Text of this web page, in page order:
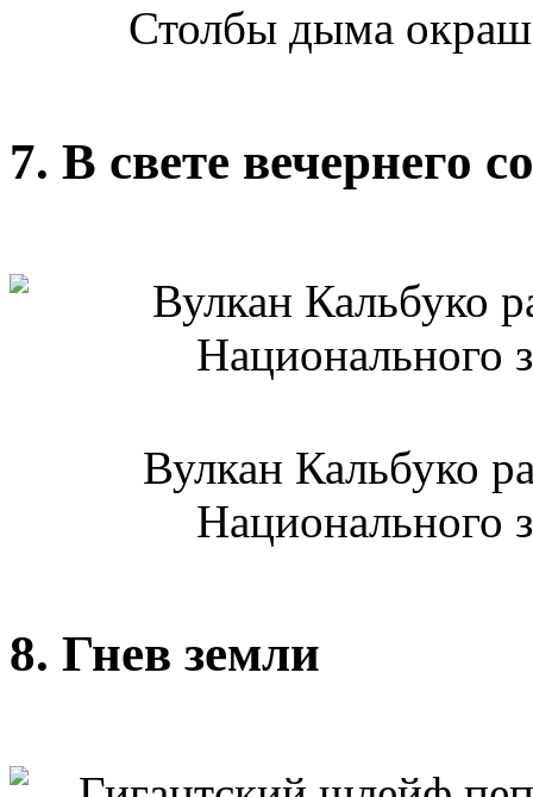
Столбы дыма
7. В свете вечернего
Вулкан Кальбуко
Национального
8. Гнев земли